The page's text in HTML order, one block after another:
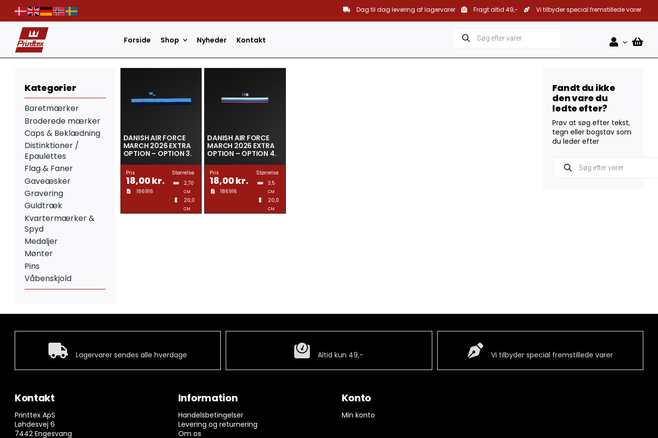
content
Dag til dag levering af lagervarer Fragt altid 49,- Vi tilbyder special fremstillede varer
Forside Shop Nyheder Kontakt search
Kategorier
Baretmærker
Broderede mærker
Caps & Beklædning
Distinktioner /
Epaulettes
Flag & Faner
Gaveæsker
Gravering
Guldtræk
Kvartermærker &
Spyd
Medaljer
Mønter
Pins
Våbenskjold
DANISH AIR FORCE
MARCH 2026 EXTRA
OPTION – OPTION 3.
Pris
18,00kr.
186916
Størrelse
2,70
CM
20,0
CM
DANISH AIR FORCE
MARCH 2026 EXTRA
OPTION – OPTION 4.
Pris
18,00kr.
186916
Størrelse
3,5
CM
20,0
CM
Fandt du ikke
den vare du
ledte efter?
Prøv at søg efter tekst,
tegn eller bogstav som
du leder efter
search
Lagervarer sendes alle hverdage Altid kun 49,- Vi tilbyder special fremstillede varer
Kontakt
Printtex ApS
Løhdesvej 6
7442 Engesvang
Information
Handelsbetingelser
Levering og returnering
Om os
Konto
Min konto